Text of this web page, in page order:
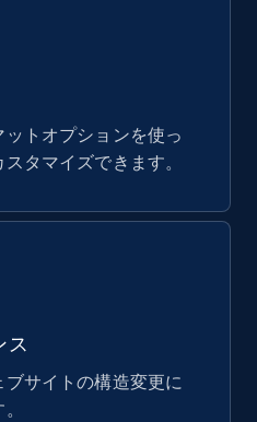
Manufacturer url,
and more.
トオプションを使っ
タマイズできます。
ス
サイトの構造変更に